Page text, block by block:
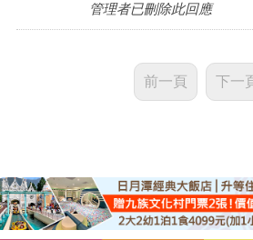
管理者已刪除此回應
前一頁 下一